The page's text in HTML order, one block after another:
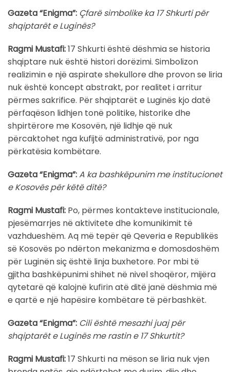
Gazeta “Enigma”: Çfarë simbolike ka 17 Shkurti për
shqiptarët e Luginës?
Ragmi Mustafi:17 Shkurti është dëshmia se historia
shqiptare nuk është histori dorëzimi. Simbolizon
realizimin e një aspirate shekullore dhe provon se liria
nuk është koncept abstrakt, por realitet i arritur
përmes sakrifice. Për shqiptarët e Luginës kjo datë
përfaqëson lidhjen tonë politike, historike dhe
shpirtërore me Kosovën, një lidhje që nuk
përcaktohet nga kufijtë administrativë, por nga
përkatësia kombëtare.
Gazeta “Enigma”:A ka bashkëpunim me institucionet
e Kosovës për këtë ditë?
Ragmi Mustafi: Po, përmes kontakteve institucionale,
pjesëmarrjes në aktivitete dhe komunikimit të
vazhdueshëm. Aq më tepër që Qeveria e Republikës
së Kosovës po ndërton mekanizma e domosdoshëm
për Luginën siç është linja buxhetore. Por mbi të
gjitha bashkëpunimi shihet në nivel shoqëror, mijëra
qytetarë që kalojnë kufirin atë ditë janë dëshmia më
e qartë e një hapësire kombëtare të përbashkët.
Gazeta “Enigma”: Cili është mesazhi juaj për
shqiptarët e Luginës me rastin e 17 Shkurtit?
Ragmi Mustafi:17 Shkurti na mëson se liria nuk vjen